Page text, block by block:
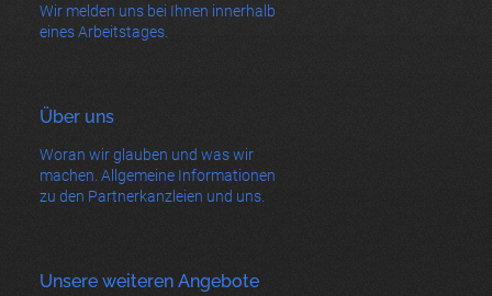
Wir melden uns bei Ihnen innerhalb
eines Arbeitstages.
Über uns
Woran wir glauben und was wir
machen. Allgemeine Informationen
zu den Partnerkanzleien und uns.
Unsere weiteren Angebote